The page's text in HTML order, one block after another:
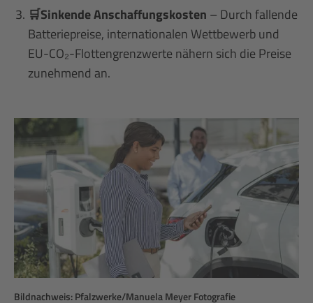
🛒Sinkende Anschaffungskosten – Durch fallende
Batteriepreise, internationalen Wettbewerb und
EU-CO₂-Flottengrenzwerte nähern sich die Preise
zunehmend an.
Bildnachweis: Pfalzwerke/Manuela Meyer Fotografie